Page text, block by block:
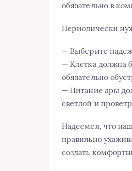
обязательно в
Периодически
— Выберите
— Клетка должна
обязательно
— Питание ары
светлой и
Надеемся, что
правильно
создать